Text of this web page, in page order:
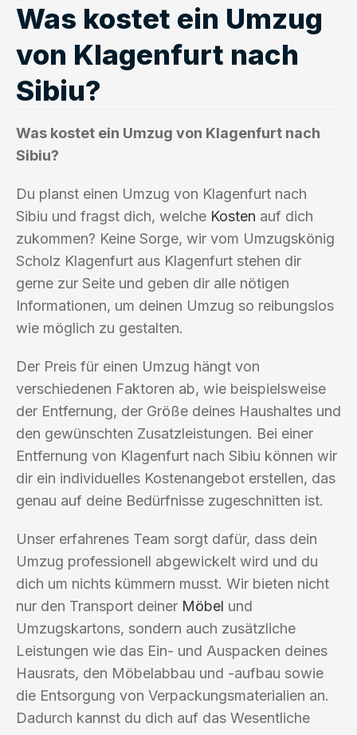
Was kostet ein Umzug
von Klagenfurt nach
Sibiu?
Was kostet ein Umzug von Klagenfurt nach
Sibiu?
Du planst einen Umzug von Klagenfurt nach
Sibiu und fragst dich, welche Kosten auf dich
zukommen? Keine Sorge, wir vom Umzugskönig
Scholz Klagenfurt aus Klagenfurt stehen dir
gerne zur Seite und geben dir alle nötigen
Informationen, um deinen Umzug so reibungslos
wie möglich zu gestalten.
Der Preis für einen Umzug hängt von
verschiedenen Faktoren ab, wie beispielsweise
der Entfernung, der Größe deines Haushaltes und
den gewünschten Zusatzleistungen. Bei einer
Entfernung von Klagenfurt nach Sibiu können wir
dir ein individuelles Kostenangebot erstellen, das
genau auf deine Bedürfnisse zugeschnitten ist.
Unser erfahrenes Team sorgt dafür, dass dein
Umzug professionell abgewickelt wird und du
dich um nichts kümmern musst. Wir bieten nicht
nur den Transport deiner Möbel und
Umzugskartons, sondern auch zusätzliche
Leistungen wie das Ein- und Auspacken deines
Hausrats, den Möbelabbau und -aufbau sowie
die Entsorgung von Verpackungsmaterialien an.
Dadurch kannst du dich auf das Wesentliche